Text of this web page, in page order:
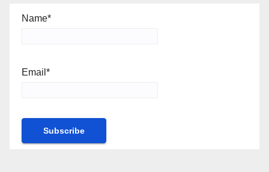
Name*
Email*